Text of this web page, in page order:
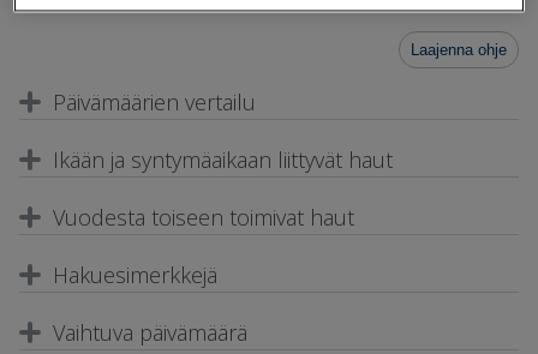
Laajenna ohje
Päivämäärien vertailu
Ikään ja syntymäaikaan liittyvät haut
Vuodesta toiseen toimivat haut
Hakuesimerkkejä
Vaihtuva päivämäärä